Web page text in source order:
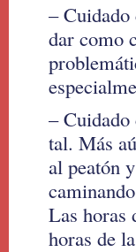
– Cuidado
dar como
–
tal. Más
al peatón
Las horas
horas de